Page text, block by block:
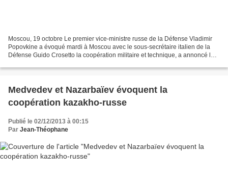
Moscou, 19 octobre Le premier vice-ministre russe de la Défense Vladimir
Popovkine a évoqué mardi à Moscou avec le sous-secrétaire italien de la
Défense Guido Crosetto la coopération militaire et technique, a annoncé le
Medvedev et Nazarbaïev évoquent la
coopération kazakho-russe
Publié le 02/12/2013 à 00:15
Par Jean-Théophane